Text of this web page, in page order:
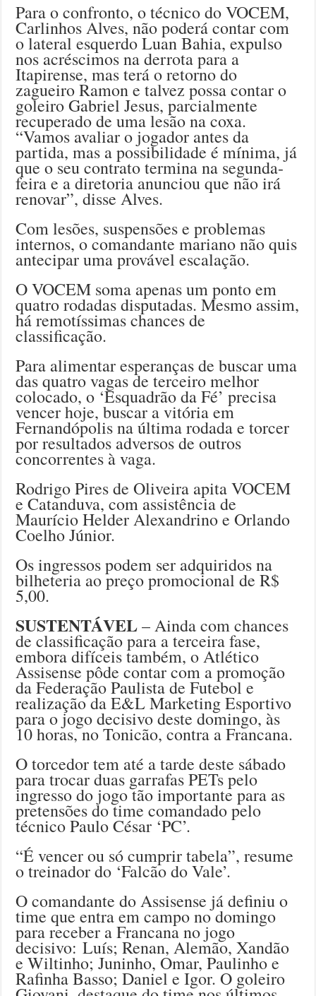
Para o confronto, o técnico do VOCEM,
Carlinhos Alves, não poderá contar com
o lateral esquerdo Luan Bahia, expulso
nos acréscimos na derrota para a
Itapirense, mas terá o retorno do
zagueiro Ramon e talvez possa contar o
goleiro Gabriel Jesus, parcialmente
recuperado de uma lesão na coxa.
“Vamos avaliar o jogador antes da
partida, mas a possibilidade é mínima, já
que o seu contrato termina na segunda-
feira e a diretoria anunciou que não irá
renovar”, disse Alves.
Com lesões, suspensões e problemas
internos, o comandante mariano não quis
antecipar uma provável escalação.
O VOCEM soma apenas um ponto em
quatro rodadas disputadas. Mesmo assim,
há remotíssimas chances de
classificação.
Para alimentar esperanças de buscar uma
das quatro vagas de terceiro melhor
colocado, o ‘Esquadrão da Fé’ precisa
vencer hoje, buscar a vitória em
Fernandópolis na última rodada e torcer
por resultados adversos de outros
concorrentes à vaga.
Rodrigo Pires de Oliveira apita VOCEM
e Catanduva, com assistência de
Maurício Helder Alexandrino e Orlando
Coelho Júnior.
Os ingressos podem ser adquiridos na
bilheteria ao preço promocional de R$
5,00.
SUSTENTÁVEL– Ainda com chances
de classificação para a terceira fase,
embora difíceis também, o Atlético
Assisense pôde contar com a promoção
da Federação Paulista de Futebol e
realização da E&L Marketing Esportivo
para o jogo decisivo deste domingo, às
10 horas, no Tonicão, contra a Francana.
O torcedor tem até a tarde deste sábado
para trocar duas garrafas PETs pelo
ingresso do jogo tão importante para as
pretensões do time comandado pelo
técnico Paulo César ‘PC’.
“É vencer ou só cumprir tabela”, resume
o treinador do ‘Falcão do Vale’.
O comandante do Assisense já definiu o
time que entra em campo no domingo
para receber a Francana no jogo
decisivo: Luís; Renan, Alemão, Xandão
e Wiltinho; Juninho, Omar, Paulinho e
Rafinha Basso; Daniel e Igor. O goleiro